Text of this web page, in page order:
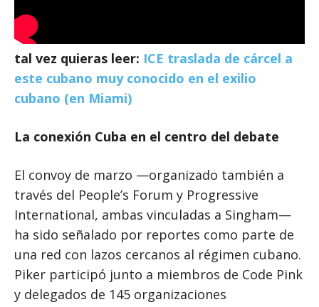
tal vez quieras leer: ICE traslada de cárcel a
este cubano muy conocido en el exilio
cubano (en Miami)
La conexión Cuba en el centro del debate
El convoy de marzo —organizado también a
través del People’s Forum y Progressive
International, ambas vinculadas a Singham—
ha sido señalado por reportes como parte de
una red con lazos cercanos al régimen cubano.
Piker participó junto a miembros de Code Pink
y delegados de 145 organizaciones